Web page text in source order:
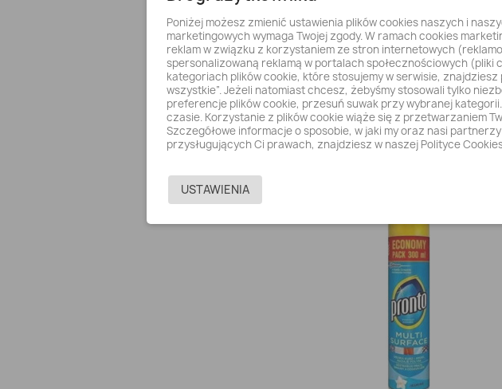
Szybki podgląd
VOIGT VC 340 - PARKIET...
Poniżej możesz zmienić ustawienia plików cookies naszych i
marketingowych wymaga Twojej zgody. W ramach cookies
reklam w związku z korzystaniem ze stron internetowych
spersonalizowaną reklamą w portalach społecznościowych
kategoriach plików cookie, które stosujemy w serwisie,
wszystkie”. Jeżeli natomiast chcesz, żebyśmy stosowali tylko
preferencje plików cookie, przesuń suwak przy wybranej
czasie. Korzystanie z plików cookie wiąże się z przetwarzaniem
Szczegółowe informacje o sposobie, w jaki my oraz nasi
przysługujących Ci prawach, znajdziesz w naszej Polityce
USTAWIENIA